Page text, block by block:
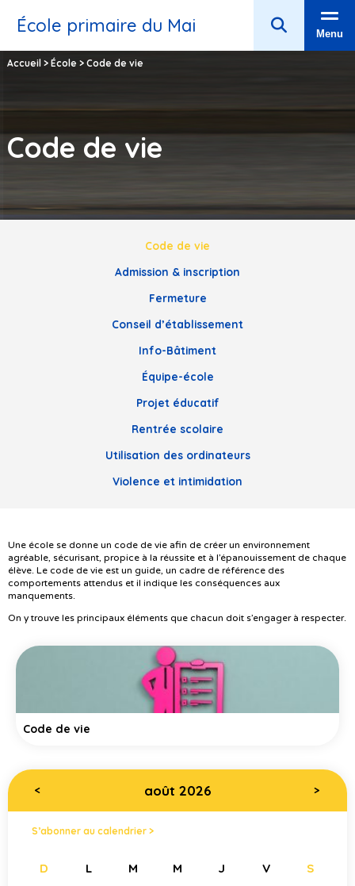
École primaire du Mai Menu
Accueil> École > Code de vie
Code de vie
Code de vie
Admission & inscription
Fermeture
Conseil d’établissement
Info-Bâtiment
Équipe-école
Projet éducatif
Rentrée scolaire
Utilisation des ordinateurs
Violence et intimidation
Une école se donne un code de vie afin de créer un environnement
agréable, sécurisant, propice à la réussite et à l’épanouissement de chaque
élève. Le code de vie est un guide, un cadre de référence des
comportements attendus et il indique les conséquences aux
manquements.
On y trouve les principaux éléments que chacun doit s’engager à respecter.
Code de vie
< août 2026 >
S’abonner au calendrier >
D L M M J V S